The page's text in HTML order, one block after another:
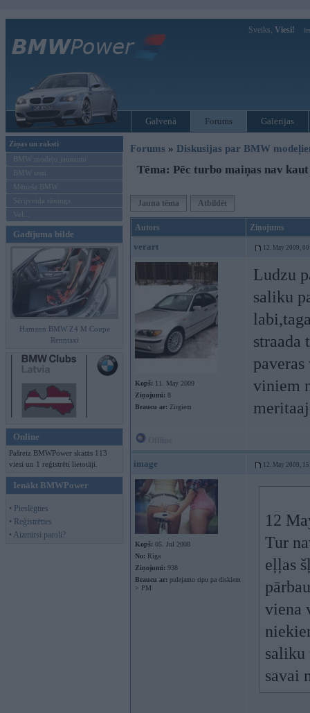
Sveiks, Viesi!
Galvenā Forums Galerijas
Ziņas un raksti
BMW modeļu jaunumi
BMW testi
Mēneša BMW
Sērijveida tūnings
Vel...
Gadījuma bilde
Hamann BMW Z4 M Coupe
Renntaxi
Online
Pašreiz BMWPower skatās 113
viesi un 1 reģistrēti lietotāji.
Ienākt BMWPower
• Pieslēgties
• Reģistrēties
• Aizmirsi paroli?
Forums » Diskusijas par BMW
Tēma: Pēc turbo maiņas nav
Jauna tēma Atbildēt
Autors Ziņojums
verart 12. May 2009,
Kopš: 11. May 2009
Ziņojumi: 8
Braucu ar: Zirgiem
Ludzu
saliku
straada
viniem
image 12. May 2009,
Kopš: 05. Jul 2008
No: Rīga
Ziņojumi: 938
Braucu ar: pulejamo ripu pa diskiem
> PM
12
Tur
eļļas
viena
saliku
savai